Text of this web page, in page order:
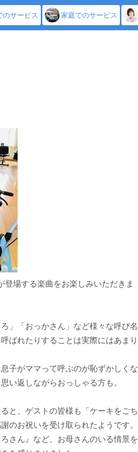
のサービス 家庭でのサービス
登場する楽曲をお楽しみいただきま
」「おっかさん」など様々な呼び名
ばれたりすることは実際にはあまり
子がママって呼ぶのが恥ずかしくな
い返しながらおっしゃる方も。
と、ゲストの皆様も「ケーキをごち
のお祝いを受け取られたようです。
さん』など、お母さんのいる情景を